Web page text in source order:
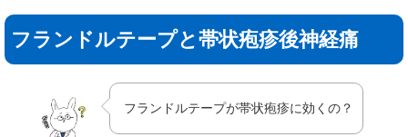
フランドルテープと帯状疱疹後神経痛
フランドルテープが帯状疱疹に効くの？